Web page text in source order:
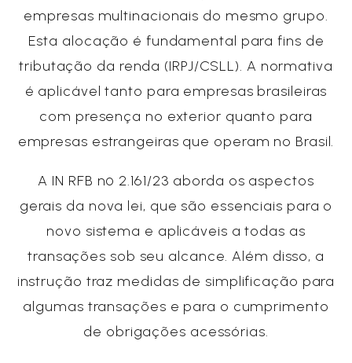
empresas multinacionais do mesmo grupo.
Esta alocação é fundamental para fins de
tributação da renda (IRPJ/CSLL). A normativa
é aplicável tanto para empresas brasileiras
com presença no exterior quanto para
empresas estrangeiras que operam no Brasil.
A IN RFB nº 2.161/23 aborda os aspectos
gerais da nova lei, que são essenciais para o
novo sistema e aplicáveis a todas as
transações sob seu alcance. Além disso, a
instrução traz medidas de simplificação para
algumas transações e para o cumprimento
de obrigações acessórias.